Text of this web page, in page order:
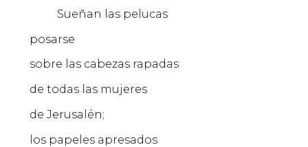
Sueñan las pelucas
posarse
sobre las cabezas rapadas
de todas las mujeres
de Jerusalén;
los papeles apresados